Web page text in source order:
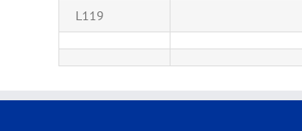
L119